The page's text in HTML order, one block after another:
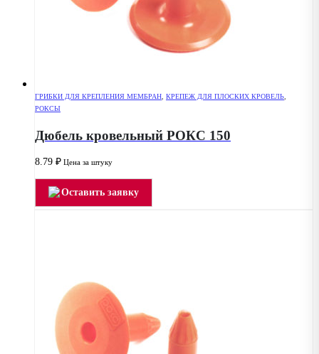
ГРИБКИ ДЛЯ КРЕПЛЕНИЯ МЕМБРАН, КРЕПЕЖ ДЛЯ ПЛОСКИХ КРОВЕЛЬ,
РОКСЫ
Дюбель кровельный РОКС 150
8.79 ₽ Цена за штуку
Оставить заявку